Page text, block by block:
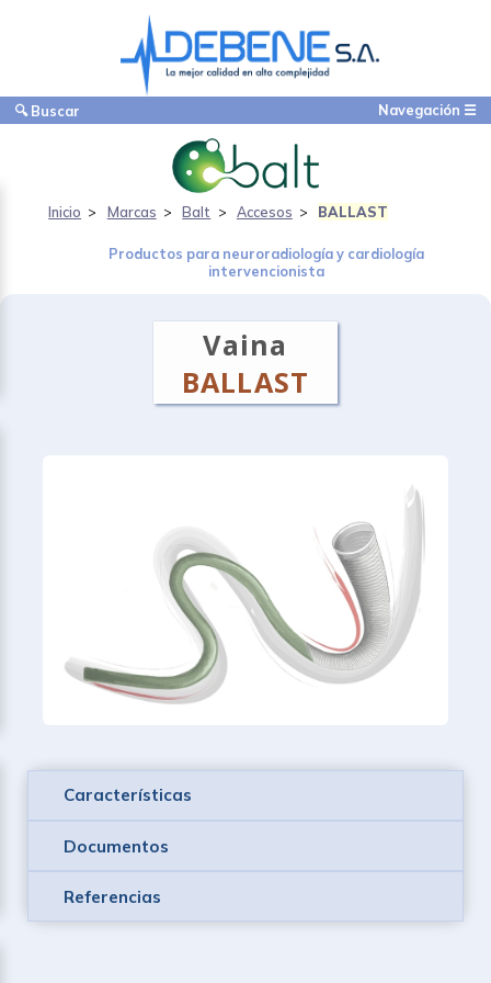
🔍 Buscar Navegación ☰
Inicio Marcas Balt Accesos BALLAST
Productos para neuroradiología y cardiología
intervencionista
Vaina
BALLAST
Características
Documentos
Referencias